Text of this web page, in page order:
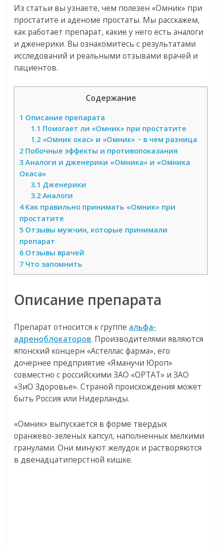
Из статьи вы узнаете, чем полезен «Омник» при
простатите и аденоме простаты. Мы расскажем,
как работает препарат, какие у него есть аналоги
и дженерики. Вы ознакомитесь с результатами
исследований и реальными отзывами врачей и
пациентов.
Содержание
1 Описание препарата
1.1 Помогает ли «Омник» при простатите
1.2«Омник окас» и «Омник» − в чем разница
2 Побочные эффекты и противопоказания
3 Аналоги и дженерики «Омника» и «Омника
Окаса»
3.1 Дженерики
3.2Аналоги
4Как правильно принимать «Омник» при
простатите
5 Отзывы мужчин, которые принимали
препарат
6 Отзывы врачей
7 Что запомнить
Описание препарата
Препарат относится к группе альфа-
адреноблокаторов. Производителями являются
японский концерн «Астеллас фарма», его
дочернее предприятие «Яманучи Юроп»
совместно с российскими ЗАО «ОРТАТ» и ЗАО
«ЗиО Здоровье». Страной происхождения может
быть Россия или Нидерланды.
«Омник» выпускается в форме твердых
оранжево-зеленых капсул, наполненных мелкими
гранулами. Они минуют желудок и растворяются
в двенадцатиперстной кишке.